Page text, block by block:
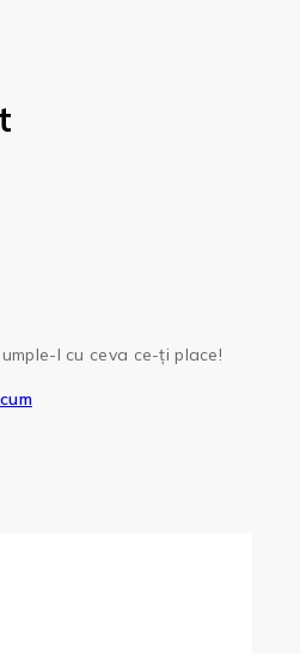
l cu ceva ce-ți place!